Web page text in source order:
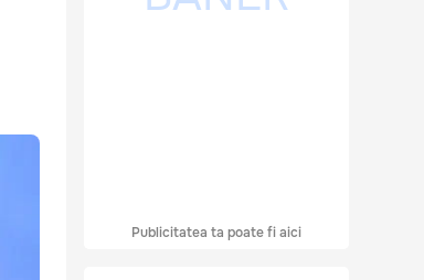
Publicitatea ta poate fi aici